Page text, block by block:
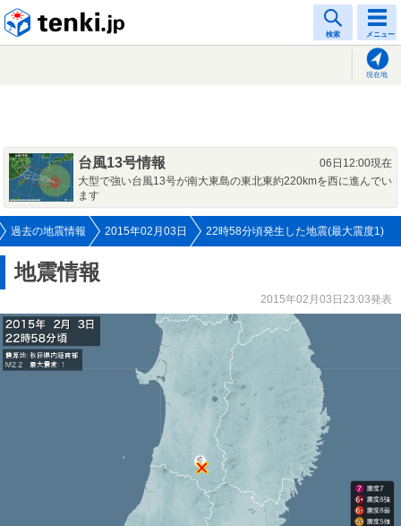
検索 メニュー
現在地
台風13号情報
06日12:00現在
大型で強い台風13号が南大東島の東北東約220kmを西に進んでい
ます
過去の地震情報 2015年02月03日 22時58分頃発生した地震(最大震度1)
地震情報
2015年02月03日23:03発表